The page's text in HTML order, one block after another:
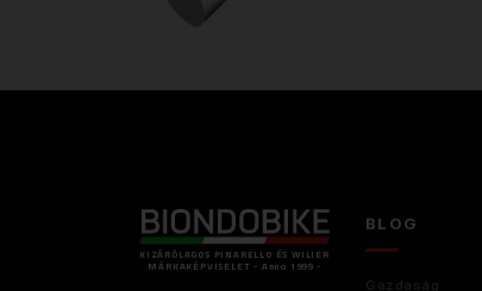
KIZÁRÓLAGOS PINARELLO ÉS WILIER
MÁRKAKÉPVISELET - Anno 1999 -
BLOG
Gazdaság